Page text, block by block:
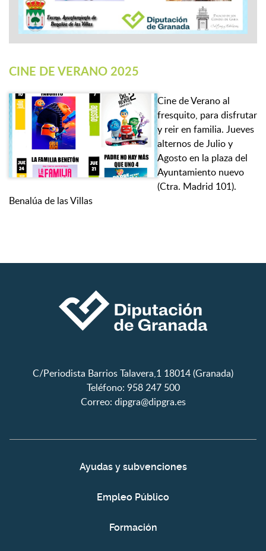
CINE DE VERANO 2025
Cine de Verano al
fresquito, para disfrutar
y reir en familia. Jueves
alternos de Julio y
Agosto en la plaza del
Ayuntamiento nuevo
(Ctra. Madrid 101).
Benalúa de las Villas
C/Periodista Barrios Talavera,1 18014 (Granada)
Teléfono: 958 247 500
Correo: dipgra@dipgra.es
Ayudas y subvenciones
Empleo Público
Formación